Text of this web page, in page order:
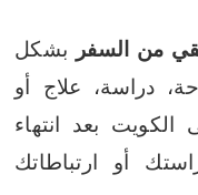
من السفر
بشكل
دراسة، علاج أو
الكويت بعد انتهاء
أو ارتباطاتك